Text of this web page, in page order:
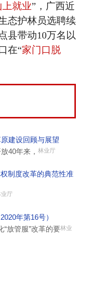
上就业”，广西近
态护林员选聘续
县带动10万名以
在“家门口脱
建设回顾与展望
年来， 林业厅
制度改革的典范性准
厅
年第16号）
服”改革的要林业